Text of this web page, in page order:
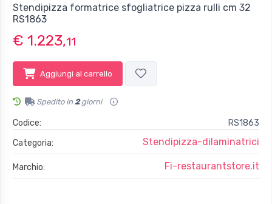
Stendipizza formatrice sfogliatrice pizza rulli cm 32
RS1863
€ 1.223,11
Aggiungi al carrello
Spedito in 2giorni
Codice:
RS1863
Categoria:
Stendipizza-dilaminatrici
Marchio: Fi-restaurantstore.it